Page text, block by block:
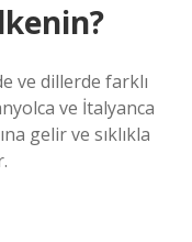
ve dillerde farklı
ve İtalyanca
gelir ve sıklıkla